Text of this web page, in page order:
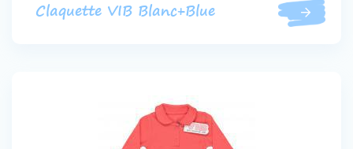
Claquette VIB Blanc+Blue